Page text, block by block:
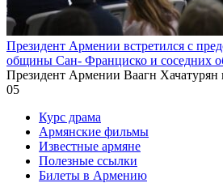
Президент Армении встретился с
общины Сан- Франциско и соседних
Президент Армении Ваагн Хачатурян
05
Курс драма
Армянские фильмы
Известные армяне
Полезные ссылки
Билеты в Армению